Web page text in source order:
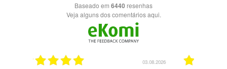
Baseado em 6440 resenhas
Veja alguns dos comentários aqui.
28.07.2026